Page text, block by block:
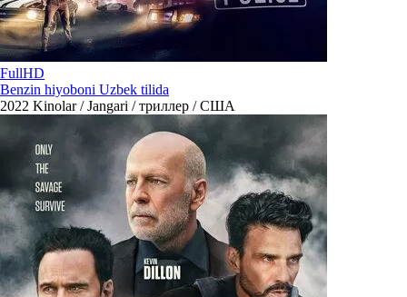
FullHD
Benzin hiyoboni Uzbek tilida
2022 Kinolar / Jangari / триллер / США